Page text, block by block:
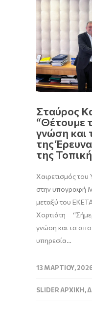
Σταύρος
“Θέτουμε
γνώση και
της
της
Χαιρετισμός
στην υπογραφή
μεταξύ του
Χορτιάτη
γνώση και τα
υπηρεσία…
13 ΜΑΡΤΊΟΥ,
SLIDER ΑΡΧΙΚΉ,